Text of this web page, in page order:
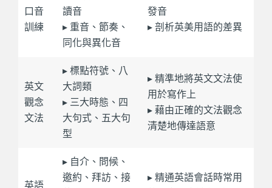
口音
訓練
讀音
▸ 重音、節奏、
同化與異化音
發音
▸ 剖析英美用語的差異
英文
觀念
文法
▸ 標點符號、八
大詞類
▸ 三大時態、四
大句式、五大句
型
▸ 精準地將英文文法使
用於寫作上
▸ 藉由正確的文法觀念
清楚地傳達語意
英語
▸ 自介、問候、
邀約、拜訪、接
▸ 精通英語會話時常用